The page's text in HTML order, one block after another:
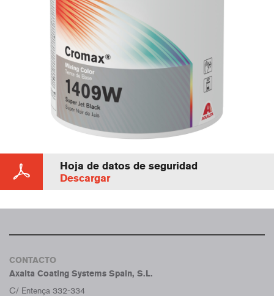
Hoja de datos de seguridad
Descargar
CONTACTO
Axalta Coating Systems Spain, S.L.
C/ Entença 332-334